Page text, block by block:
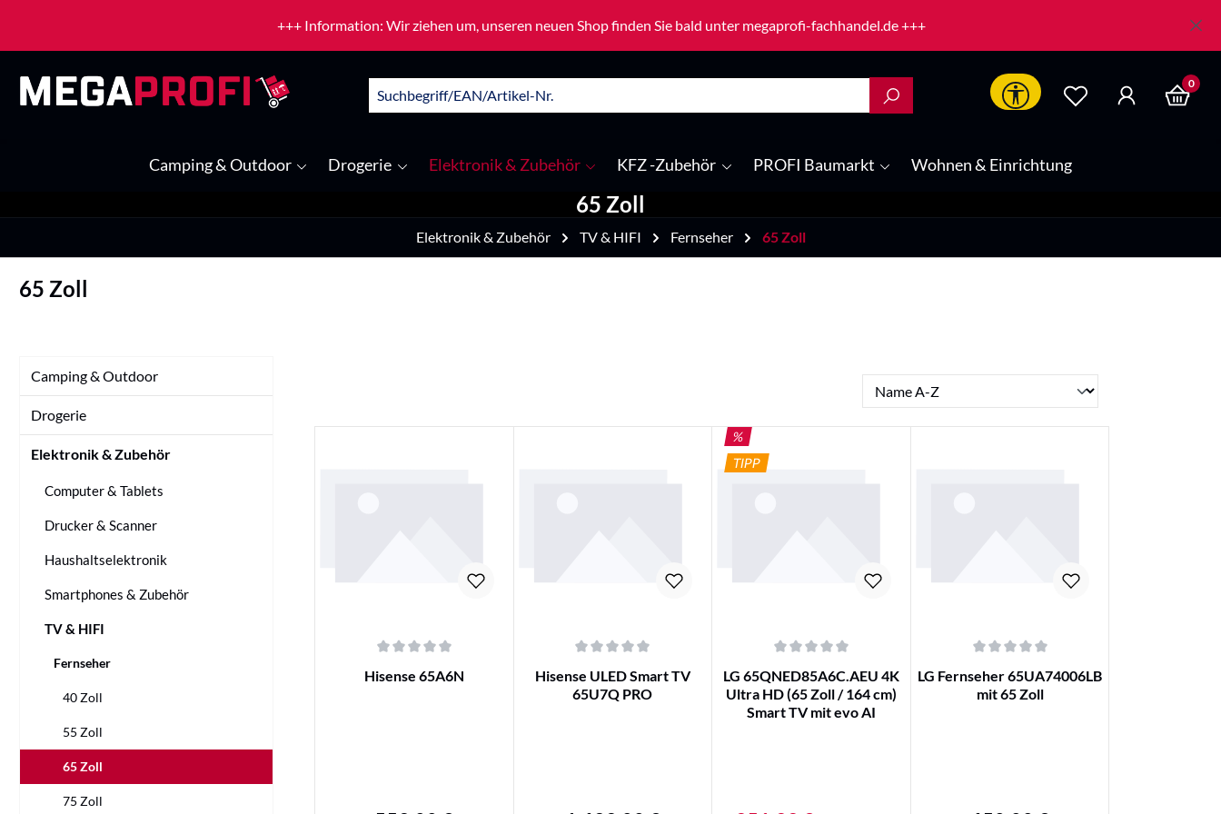
+++ Information: Wir ziehen um, unseren neuen Shop finden Sie bald unter megaprofi-fachhandel.de +++
Werkzeugleiste anzeigen
0
Camping & Outdoor Drogerie Elektronik & Zubehör KFZ -Zubehör PROFI Baumarkt Wohnen & Einrichtung
65 Zoll
Elektronik & Zubehör TV & HIFI Fernseher 65 Zoll
65 Zoll
Camping & Outdoor
Drogerie
Elektronik & Zubehör
Computer & Tablets
Drucker & Scanner
Haushaltselektronik
Smartphones & Zubehör
TV & HIFI
Fernseher
40 Zoll
55 Zoll
65 Zoll
75 Zoll
Durchschnittliche Bewertung von 0 von 5 Sternen
Hisense 65A6N Durchschnittliche Bewertung von 0 von 5 Sternen
Hisense ULED Smart TV
65U7Q PRO
RABATT
%
TIPP
Durchschnittliche Bewertung von 0 von 5 Sternen
LG 65QNED85A6C.AEU 4K
Ultra HD (65 Zoll / 164 cm)
Smart TV mit evo AI
Durchschnittliche Bewertung von 0 von 5
LG Fernseher 65UA74006LB
mit 65 Zoll